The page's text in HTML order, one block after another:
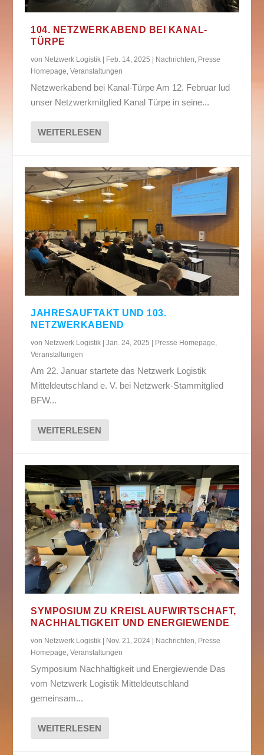
104. NETZWERKABEND BEI KANAL-
TÜRPE
von Netzwerk Logistik Feb. 14, 2025 Nachrichten, Presse
Homepage,Veranstaltungen
Netzwerkabend bei Kanal-Türpe Am 12. Februar lud
unser Netzwerkmitglied Kanal Türpe in seine...
WEITERLESEN
JAHRESAUFTAKT UND 103.
NETZWERKABEND
von Netzwerk Logistik |Jan. 24, 2025 Presse Homepage,
Veranstaltungen
Am 22. Januar startete das Netzwerk Logistik
Mitteldeutschland e. V. bei Netzwerk-Stammitglied
BFW...
WEITERLESEN
SYMPOSIUM ZU KREISLAUFWIRTSCHAFT,
NACHHALTIGKEIT UND ENERGIEWENDE
von Netzwerk Logistik Nov. 21, 2024 Nachrichten, Presse
Homepage,Veranstaltungen
Symposium Nachhaltigkeit und Energiewende Das
vom Netzwerk Logistik Mitteldeutschland
gemeinsam...
WEITERLESEN